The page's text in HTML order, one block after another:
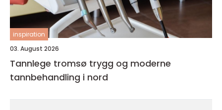
inspiration
03. August 2026
Tannlege tromsø trygg og moderne
tannbehandling i nord